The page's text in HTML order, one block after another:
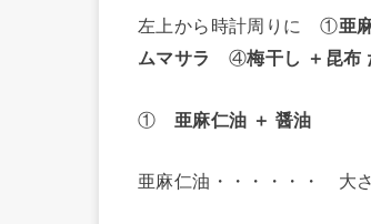
左上から時計周りに ①亜
ムマサラ
④梅干し ＋昆布
① 亜麻仁油 ＋ 醤油
亜麻仁油・・・・・・ 大